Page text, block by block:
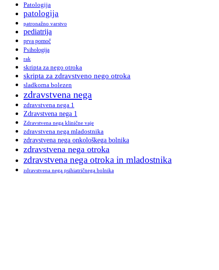
Patologija
patologija
patronažno varstvo
pediatrija
prva pomoč
Psihologija
rak
skripta za nego otroka
skripta za zdravstveno nego otroka
sladkorna bolezen
zdravstvena nega
zdravstvena nega 1
Zdravstvena nega 1
Zdravstvena nega klinične vaje
zdravstvena nega mladostnika
zdravstvena nega onkološkega bolnika
zdravstvena nega otroka
zdravstvena nega otroka in mladostnika
zdravstvena nega psihiatričnega bolnika